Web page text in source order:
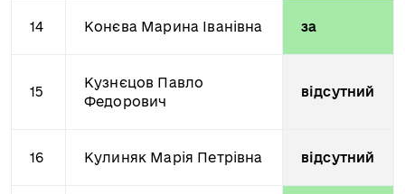
14 Конєва Марина Іванівна за
15
Кузнєцов Павло
Федорович
відсутний
16 Кулиняк Марія Петрівна відсутний